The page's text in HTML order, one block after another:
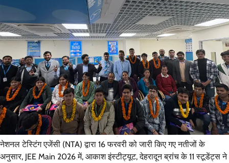
नेशनल टेस्टिंग एजेंसी (NTA) द्वारा 16 फरवरी को जारी किए गए नतीजों के
अनुसार, JEE Main 2026 में, आकाश इंस्टीट्यूट, देहरादून ब्रांच के 11 स्टूडेंट्स ने